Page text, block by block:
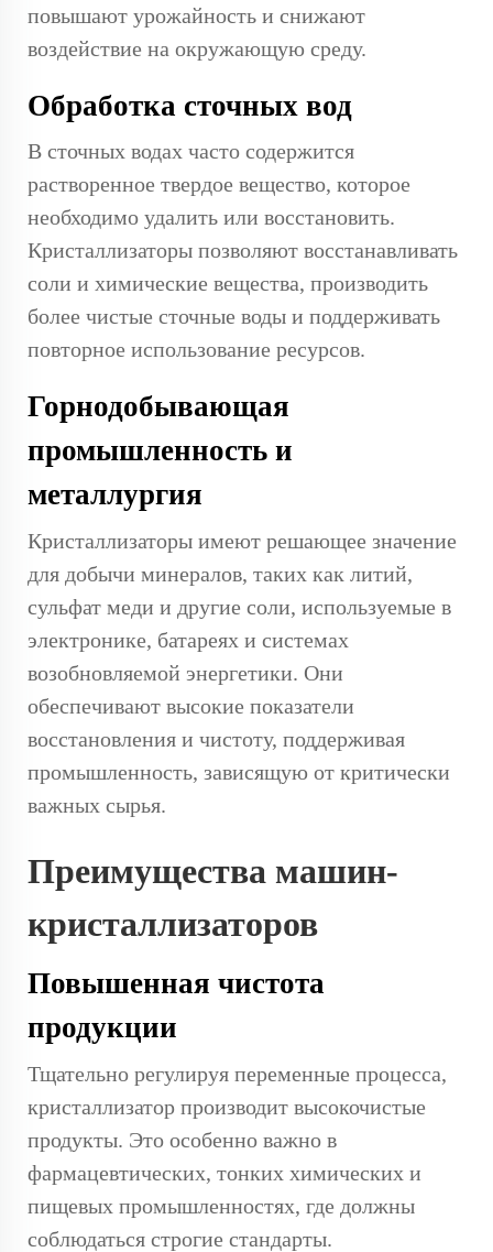
повышают урожайность и снижают
воздействие на окружающую среду.
Обработка сточных вод
В сточных водах часто содержится
растворенное твердое вещество, которое
необходимо удалить или восстановить.
Кристаллизаторы позволяют восстанавливать
соли и химические вещества, производить
более чистые сточные воды и поддерживать
повторное использование ресурсов.
Горнодобывающая
промышленность и
металлургия
Кристаллизаторы имеют решающее значение
для добычи минералов, таких как литий,
сульфат меди и другие соли, используемые в
электронике, батареях и системах
возобновляемой энергетики. Они
обеспечивают высокие показатели
восстановления и чистоту, поддерживая
промышленность, зависящую от критически
важных сырья.
Преимущества машин-
кристаллизаторов
Повышенная чистота
продукции
Тщательно регулируя переменные процесса,
кристаллизатор производит высокочистые
продукты. Это особенно важно в
фармацевтических, тонких химических и
пищевых промышленностях, где должны
соблюдаться строгие стандарты.